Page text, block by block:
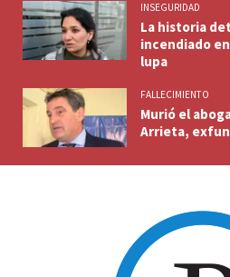
INSEGURIDAD
La historia
incendiado
lupa
FALLECIMIENTO
Murió el
Arrieta,